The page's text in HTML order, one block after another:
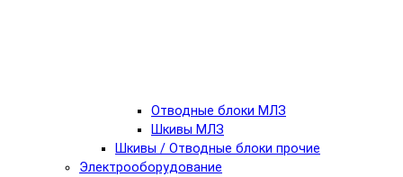
Отводные блоки МЛЗ
Шкивы МЛЗ
Шкивы / Отводные блоки прочие
Электрооборудование